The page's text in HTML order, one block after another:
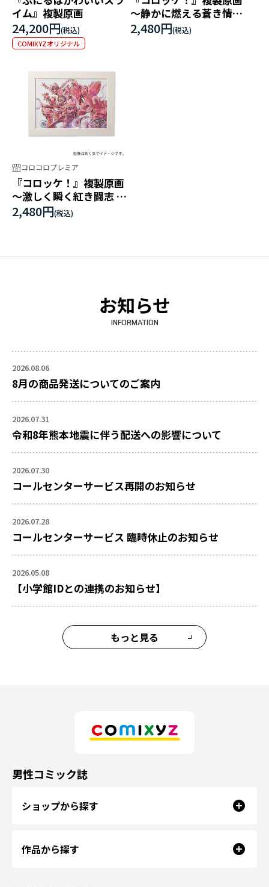
イム』複製原画
24,200円
COMIXYZオリジナル
～静かに燃える蒼き情熱
青Ver.～
2,480円
コロコロプレミア
『コロッケ！』複製原画
～激しく瞬く紅き闘志 赤
Ver.～
2,480円
お知らせ
INFORMATION
2026.08.06
8月の商品発送についてのご案内
2026.07.31
令和8年熊本地震に伴う配送への影響について
2026.07.30
コールセンターサービス再開のお知らせ
2026.07.28
コールセンターサービス 臨時休止のお知らせ
2026.05.08
【小学館IDとの連携のお知らせ】
もっと見る
男性コミック誌
ショップから探す
作品から探す